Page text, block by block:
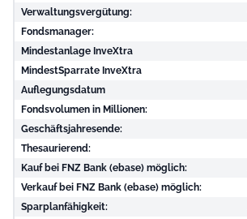
Verwaltungsvergütung:
Fondsmanager:
Mindestanlage InveXtra
MindestSparrate InveXtra
Auflegungsdatum
Fondsvolumen in Millionen:
Geschäftsjahresende:
Thesaurierend:
Kauf bei FNZ Bank (ebase) möglich:
Verkauf bei FNZ Bank (ebase) möglich:
Sparplanfähigkeit: